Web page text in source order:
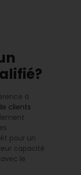
à
clients
pour un
capacité
le